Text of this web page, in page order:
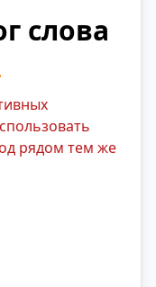
слова
рядом тем же